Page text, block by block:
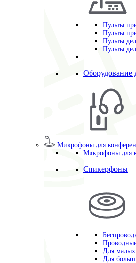
Пульты
Пульты
Пульты
Пульты
Оборудование
Микрофоны для
Микрофоны для
Спикерфоны
Проводные
Для малых
Для